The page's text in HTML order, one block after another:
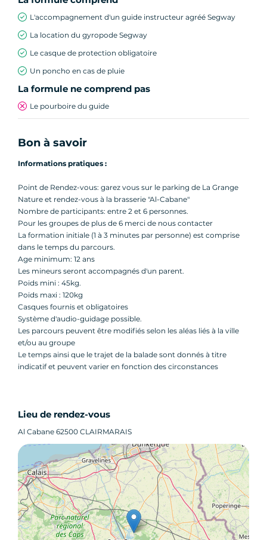
L'accompagnement d'un guide instructeur agréé Segway
La location du gyropode Segway
Le casque de protection obligatoire
Un poncho en cas de pluie
La formule ne comprend pas
Le pourboire du guide
Bon à savoir
Informations pratiques :
Point de Rendez-vous: garez vous sur le parking de La Grange
Nature et rendez-vous à la brasserie "Al-Cabane"
Nombre de participants: entre 2 et 6 personnes.
Pour les groupes de plus de 6 merci de nous contacter
La formation initiale (1 à 3 minutes par personne) est comprise
dans le temps du parcours.
Age minimum: 12 ans
Les mineurs seront accompagnés d'un parent.
Poids mini : 45kg.
Poids maxi : 120kg
Casques fournis et obligatoires
Système d'audio-guidage possible.
Les parcours peuvent être modifiés selon les aléas liés à la ville
et/ou au groupe
Le temps ainsi que le trajet de la balade sont donnés à titre
indicatif et peuvent varier en fonction des circonstances
Lieu de rendez-vous
Al Cabane 62500 CLAIRMARAIS